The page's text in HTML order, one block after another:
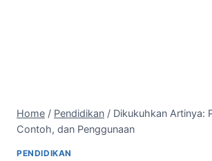
Home / Pendidikan / Dikukuhkan Artinya:
Contoh, dan Penggunaan
PENDIDIKAN